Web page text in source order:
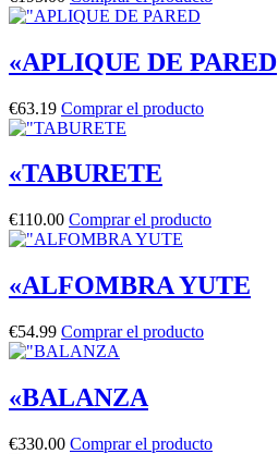
«APLIQUE DE PARED
€63.19 Comprar el producto
«TABURETE
€110.00 Comprar el producto
«ALFOMBRA YUTE
€54.99 Comprar el producto
«BALANZA
€330.00 Comprar el producto